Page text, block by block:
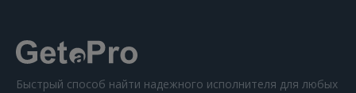
Быстрый способ найти надежного исполнителя для любых